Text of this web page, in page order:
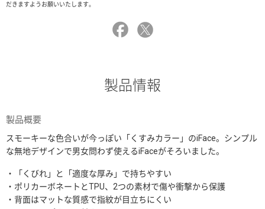
だきますようお願いいたします。
製品情報
製品概要
スモーキーな色合いが今っぽい「くすみカラー」のiFace。シンプル
な無地デザインで男女問わず使えるiFaceがそろいました。
・「くびれ」と「適度な厚み」で持ちやすい
・ポリカーボネートとTPU、2つの素材で傷や衝撃から保護
・背面はマットな質感で指紋が目立ちにくい